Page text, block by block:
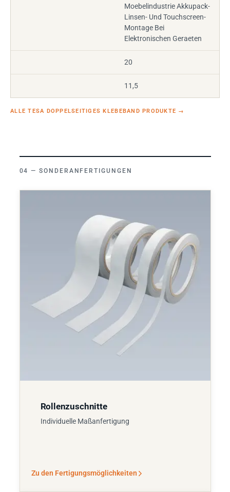
Moebelindustrie Akkupack-
Linsen- Und Touchscreen-
Montage Bei
Elektronischen Geraeten
20
11,5
ALLE TESA DOPPELSEITIGES KLEBEBAND PRODUKTE →
SONDERANFERTIGUNGEN
Rollenzuschnitte
Individuelle Maßanfertigung
Zu den Fertigungsmöglichkeiten